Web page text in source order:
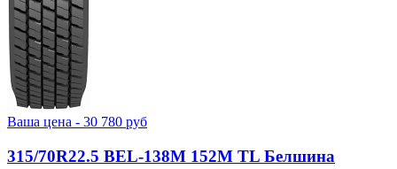
Ваша цена - 30 780 руб
315/70R22.5 BEL-138М 152M TL Белшина